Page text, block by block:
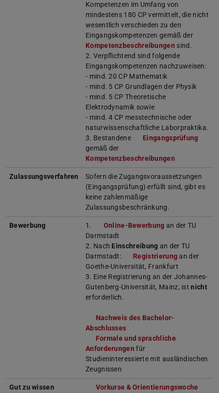
Kompetenzen im Umfang von
mindestens 180 CP vermittelt, die nicht
wesentlich verschieden zu den
Eingangskompetenzen gemäß der
Kompetenzbeschreibungen sind.
2. Verpflichtend sind folgende
Eingangskompetenzen nachzuweisen:
- mind. 20 CP Mathematik
- mind. 5 CP Grundlagen der Physik
- mind. 5 CP Theoretische
Elektrodynamik sowie
- mind. 4 CP messtechnische oder
naturwissenschaftliche Laborpraktika.
3. Bestandene
Eingangsprüfung
gemäß der
Kompetenzbeschreibungen
Zulassungsverfahren
Sofern die Zugangsvoraussetzungen
(Eingangsprüfung) erfüllt sind, gibt es
keine zahlenmäßige
Zulassungsbeschränkung.
Bewerbung 1. Online-Bewerbung an der TU
Darmstadt
2. Nach Einschreibung an der TU
Darmstadt:
Registrierung an der
Goethe-Universität, Frankfurt
3. Eine Registrierung an der Johannes-
Gutenberg-Universität, Mainz, istnicht
erforderlich.
Nachweis des Bachelor-
Abschlusses
Formale und sprachliche
Anforderungen für
Studieninteressierte mit ausländischen
Zeugnissen
Gut zu wissen
Vorkurse & Orientierungswoche